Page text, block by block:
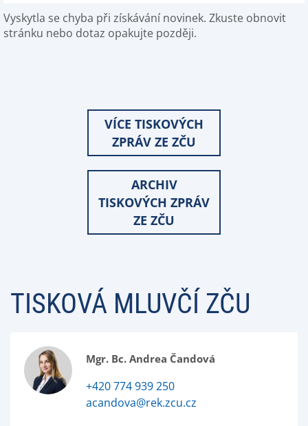
Vyskytla se chyba při získávání novinek. Zkuste obnovit
stránku nebo dotaz opakujte později.
VÍCE TISKOVÝCH
ZPRÁV ZE ZČU
ARCHIV
TISKOVÝCH ZPRÁV
ZE ZČU
TISKOVÁ MLUVČÍ ZČU
Mgr. Bc. Andrea Čandová
+420 774 939 250
acandova@rek.zcu.cz